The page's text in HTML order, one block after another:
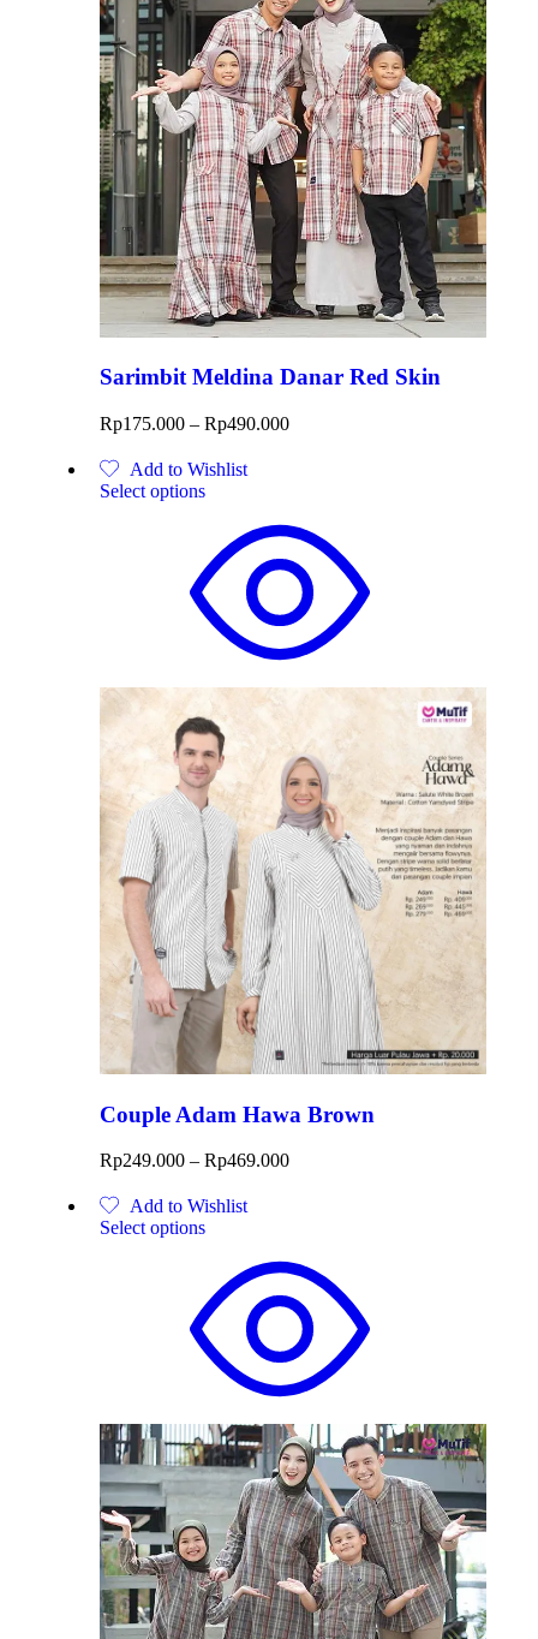
Sarimbit Meldina Danar Red Skin
Rp175.000 – Rp490.000
Add to Wishlist
Select options
Couple Adam Hawa Brown
Rp249.000 – Rp469.000
Add to Wishlist
Select options